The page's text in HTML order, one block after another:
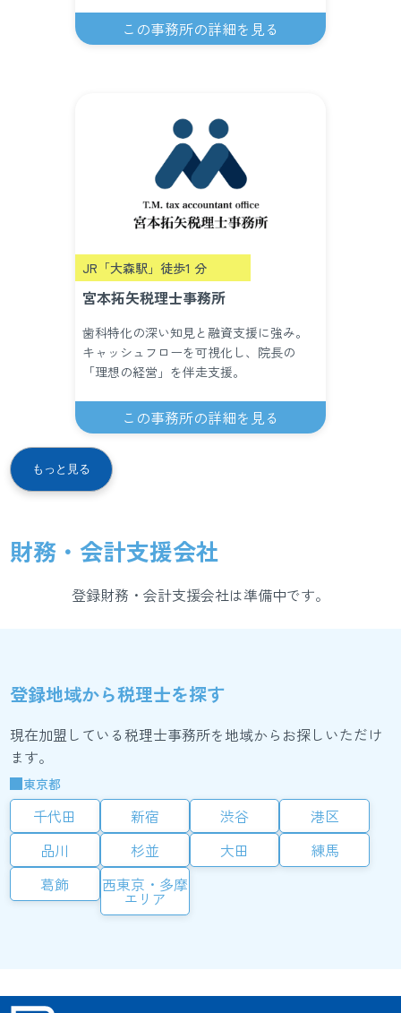
この事務所の詳細を見る
JR「大森駅」徒歩1 分
宮本拓矢税理士事務所
歯科特化の深い知見と融資支援に強み。
キャッシュフローを可視化し、院長の
「理想の経営」を伴走支援。
この事務所の詳細を見る
もっと見る
財務・会計支援会社
登録財務・会計支援会社は準備中です。
登録地域から税理士を探す
現在加盟している税理士事務所を地域からお探しいただけ
ます。
東京都
千代田 新宿 渋谷
港区
品川
杉並 大田
練馬
葛飾
西東京・多摩
エリア